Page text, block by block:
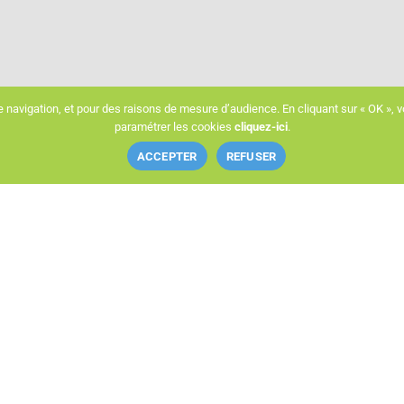
Mail
et pour des raisons de mesure d’audience. En cliquant sur « OK
paramétrer les cookies cliquez-ici.
ACCEPTER REFUSER